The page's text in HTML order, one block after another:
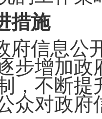
措施
府信息公
步增加政
，不断
众对政